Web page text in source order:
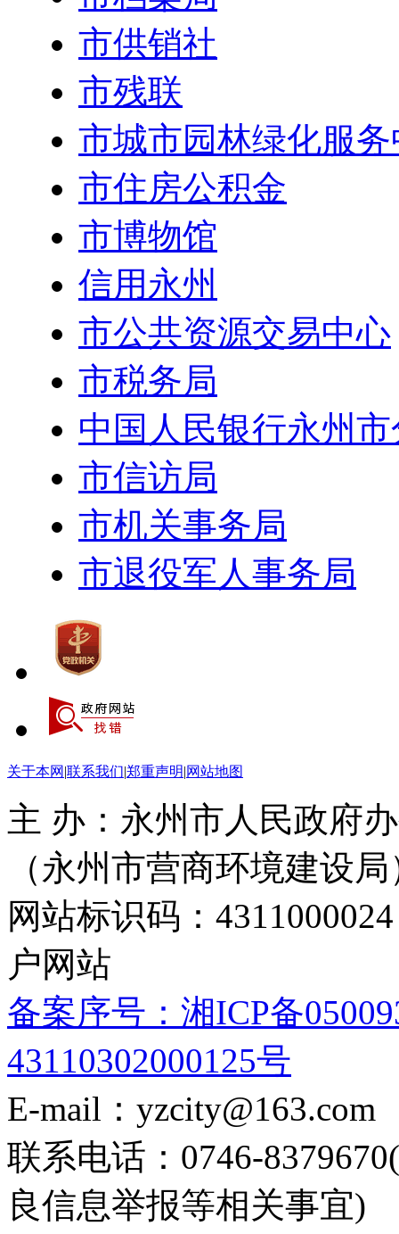
市供销社
市残联
市城市园林绿化服
市住房公积金
市博物馆
信用永州
市公共资源交易中心
市税务局
中国人民银行永州
市信访局
市机关事务局
市退役军人事务局
关于本网 |联系我们|郑重声明|网站地图
主 办：永州市人民政府
（永州市营商环境建设局
网站标识码：
户网站
备案序号：湘ICP备
43110302000125号
E-mail：yzcity@163.com
联系电话：0746-
良信息举报等相关事宜)